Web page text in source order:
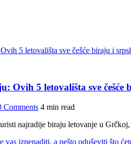
Ovih 5 letovališta sve
Comments 4 min read
najradije biraju letovanje u